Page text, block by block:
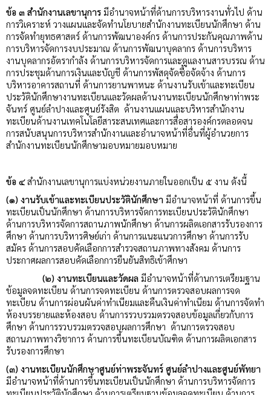
ข้อ ๓ สำนักงานเลขานุการ มีอำนาจหน้าที่ด้านการบริหารงานทั่วไป ด้าน
การวิเคราะห์ วางแผนและจัดทำนโยบายสำนักงานทะเบียนนักศึกษา ด้าน
การจัดทำยุทธศาสตร์ ด้านการพัฒนาองค์กร ด้านการประกันคุณภาพด้าน
การบริหารจัดการงบประมาณ ด้านการพัฒนาบุคลากร ด้านการบริหาร
งานบุคลากรอัตรากำลัง ด้านการบริหารจัดการและดูแลงานสารบรรณ ด้าน
การประชุมด้านการเงินและบัญชี ด้านการพัสดุจัดซื้อจัดจ้าง ด้านการ
บริหารอาคารสถานที่ ด้านการยานพาหนะ ด้านงานรับเข้าและทะเบียน
ประวัตินักศึกษางานทะเบียนและวัดผลด้านงานทะเบียนนักศึกษาท่าพระ
จันทร์ ศูนย์ลำปางและศูนย์รังสิต ด้านงานแผนและบริหารสำนักงาน
ทะเบียนด้านงานเทคโนโลยีสาระสนเทศและการสื่อสารองค์กรตลอดจน
การสนับสนุนการบริหารสำนักงานและอำนาจหน้าที่อื่นที่ผู้อำนวยการ
สำนักงานทะเบียนนักศึกษามอบหมายมอบหมาย
ข้อ ๔สำนักงานเลขานุการแบ่งหน่วยงานภายในออกเป็น ๕ งาน ดังนี้
(๑) งานรับเข้าและทะเบียนประวัตินักศึกษา มีอำนาจหน้าที่ ด้านการขึ้น
ทะเบียนเป็นนักศึกษา ด้านการบริหารจัดการทะเบียนประวัตินักศึกษา
ด้านการบริหารจัดการสถานภาพนักศึกษา ด้านการผลิตเอกสารรับรองการ
ศึกษา ด้านการบริหารศิษย์เก่า ด้านการแนะแนวการศึกษา ด้านการรับ
สมัคร ด้านการสอบคัดเลือกการสำรวจสถานภาพทางสังคม ด้านการ
ประกาศผลการสอบคัดเลือกการยืนยันสิทธิเข้าศึกษา
(๒) งานทะเบียนและวัดผล มีอำนาจหน้าที่ด้านการเตรียมฐาน
ข้อมูลจดทะเบียน ด้านการจดทะเบียน ด้านการตรวจสอบผลการจด
ทะเบียน ด้านการผ่อนผันค่าทำเนียมและคืนเงินค่าทำเนียม ด้านการจัดทำ
ห้องบรรยายและห้องสอบ ด้านการรวบรวมตรวจสอบข้อมูลเกี่ยวกับการ
ศึกษา ด้านการรวบรวมตรวจสอบผลการศึกษา ด้านการตรวจสอบ
สถานภาพทางวิชาการ ด้านการขึ้นทะเบียนบัณฑิต ด้านการผลิตเอกสาร
รับรองการศึกษา
(๓) งานทะเบียนนักศึกษาศูนย์ท่าพระจันทร์ ศูนย์ลำปางและศูนย์พัทยา
มีอำนาจหน้าที่ด้านการขึ้นทะเบียนเป็นนักศึกษา ด้านการบริหารจัดการ